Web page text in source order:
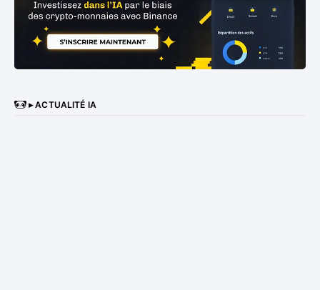
▸ ACTUALITÉ IA